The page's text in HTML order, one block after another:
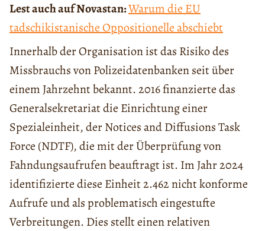
Lest auch auf Novastan:Warum die EU
tadschikistanische Oppositionelle abschiebt
Innerhalb der Organisation ist das Risiko des
Missbrauchs von Polizeidatenbanken seit über
einem Jahrzehnt bekannt. 2016 finanzierte das
Generalsekretariat die Einrichtung einer
Spezialeinheit, der Notices and Diffusions Task
Force (NDTF), die mit der Überprüfung von
Fahndungsaufrufen beauftragt ist. Im Jahr 2024
identifizierte diese Einheit 2.462 nicht konforme
Aufrufe und als problematisch eingestufte
Verbreitungen. Dies stellt einen relativen